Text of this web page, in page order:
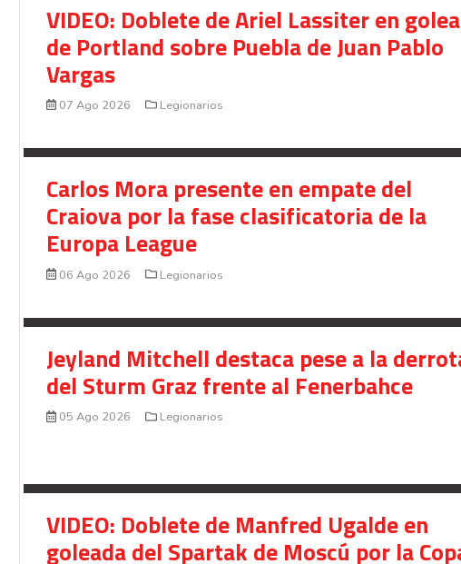
VIDEO: Doblete de Ariel Lassiter en
de Portland sobre Puebla de Juan Pablo
Vargas
07 Ago 2026 Legionarios
Carlos Mora presente en empate del
Craiova por la fase clasificatoria de la
Europa League
06 Ago 2026 Legionarios
Jeyland Mitchell destaca pese a la
del Sturm Graz frente al Fenerbahce
05 Ago 2026 Legionarios
VIDEO: Doblete de Manfred Ugalde en
goleada del Spartak de Moscú por la